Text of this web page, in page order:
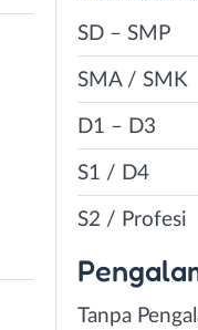
SD – SMP
SMA / SMK
D1 – D3
S1 / D4
S2 / Profesi
Tanpa